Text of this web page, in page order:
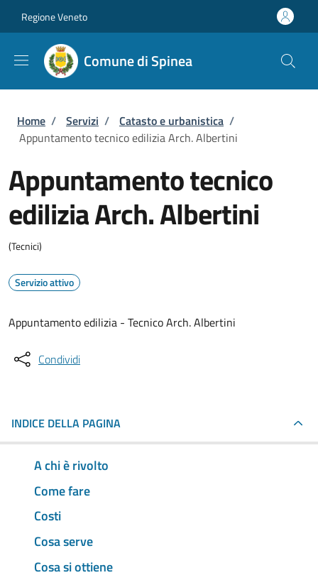
Regione Veneto
Comune di Spinea
Briciole di pane
Home / Servizi / Catasto e urbanistica /
Appuntamento tecnico edilizia Arch. Albertini
Appuntamento tecnico
edilizia Arch. Albertini
(Tecnici)
Servizio attivo
Appuntamento edilizia - Tecnico Arch. Albertini
Condividi
INDICE DELLA PAGINA
A chi è rivolto
Come fare
Costi
Cosa serve
Cosa si ottiene